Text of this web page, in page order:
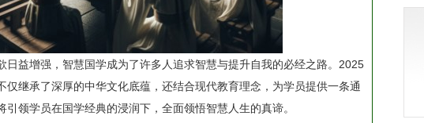
日益增强，智慧国学成为了许多人追求智慧与提升自我的必经之路。2025
继承了深厚的中华文化底蕴，还结合现代教育理念，为学员提供一条通
领学员在国学经典的浸润下，全面领悟智慧人生的真谛。